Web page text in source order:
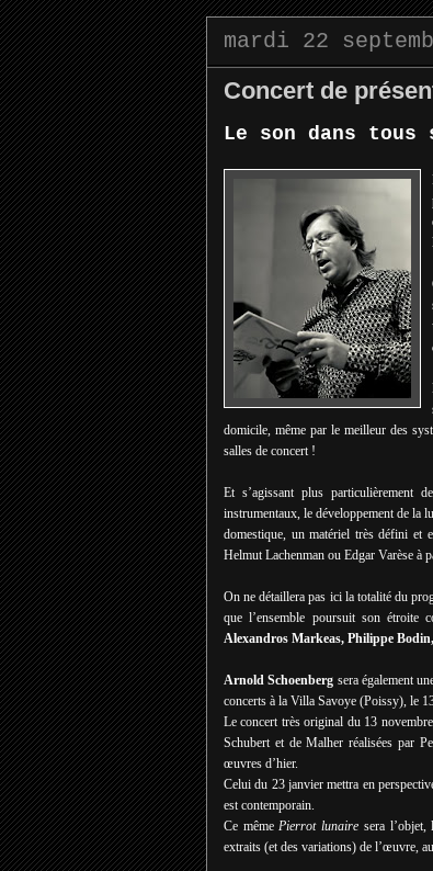
mardi 22
Concert de
Le son dans tous
domicile, même par le meilleur des
salles de concert !
Et s’agissant plus particulièrement
instrumentaux, le développement de la
domestique, un matériel très défini et
Helmut Lachenman ou Edgar Varèse à
On ne détaillera pas ici la totalité du
que l’ensemble poursuit son étroite
Alexandros Markeas, Philippe
Arnold Schoenberg sera également
concerts à la Villa Savoye (Poissy), le
Le concert très original du 13
Schubert et de Malher réalisées par
œuvres d’hier.
Celui du 23 janvier mettra en
est contemporain.
Ce même Pierrot lunaire sera
extraits (et des variations) de l’œuvre,